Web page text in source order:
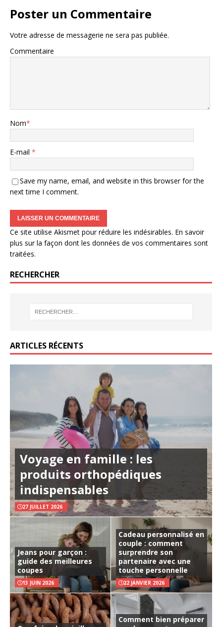
Poster un Commentaire
Votre adresse de messagerie ne sera pas publiée.
Commentaire
Nom*
E-mail *
Save my name, email, and website in this browser for the
next time I comment.
Ce site utilise Akismet pour réduire les indésirables. En savoir
plus sur la façon dont les données de vos commentaires sont
traitées.
RECHERCHER
ARTICLES RÉCENTS
Voyage en famille : les
produits orthopédiques
indispensables
27 JUILLET 2026
Jeans pour garçon :
guide des meilleures
coupes
13 JUIN 2026
Cadeau personnalisé en
couple : comment
surprendre son
partenaire avec une
touche personnelle
22 JANVIER 2026
Comment bien préparer